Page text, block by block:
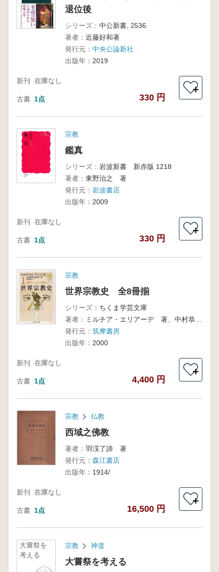
退位後
シリーズ： 中公新書, 2536
著者： 近藤好和著
発行元： 中央公論新社
出版年： 2019
新刊 在庫なし
古書 1点 330 円
＋
宗教
鑑真
シリーズ： 岩波新書 新赤版 1218
著者： 東野治之 著
発行元： 岩波書店
出版年： 2009
新刊 在庫なし
古書 1点 330 円
＋
宗教
世界宗教史 全8冊揃
シリーズ： ちくま学芸文庫
著者：
発行元： 筑摩書房
出版年： 2000
新刊 在庫なし
古書 1点 4,400 円
＋
宗教 仏教
西域之佛教
著者： 羽渓了諦 著
発行元： 森江書店
出版年： 1914/
新刊 在庫なし
古書 1点 16,500 円
＋
大嘗祭を
考える
宗教 神道
大嘗祭を考える